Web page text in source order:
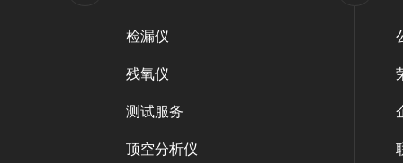
检漏仪
残氧仪
测试服务
顶空分析仪